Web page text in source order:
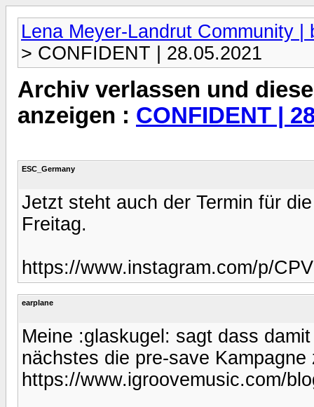
Lena Meyer-Landrut Community |
> CONFIDENT | 28.05.2021
Archiv verlassen und
anzeigen : CONFIDENT |
ESC_Germany
Jetzt steht auch der Termin für
Freitag.
https://www.instagram.com/p/
earplane
Meine :glaskugel: sagt dass
nächstes die pre-save Kampagne
https://www.igroovemusic.com/